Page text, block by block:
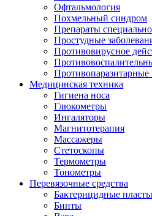
Офтальмология
Похмельный синдром
Препараты
Простудные
Противовирусное
Противопаразитарные
Медицинская техника
Гигиена носа
Глюкометры
Ингаляторы
Магнитотерапия
Массажеры
Стетоскопы
Термометры
Тонометры
Перевязочные средства
Бактерицидные
Бинты